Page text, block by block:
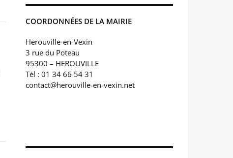
COORDONNÉES DE LA MAIRIE
Herouville-en-Vexin
3 rue du Poteau
95300 – HEROUVILLE
Tél : 01 34 66 54 31
contact@herouville-en-vexin.net